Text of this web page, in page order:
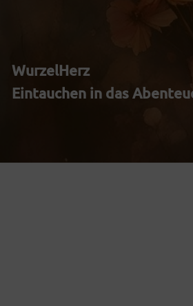
springen
WurzelHerz
Eintauchen in das